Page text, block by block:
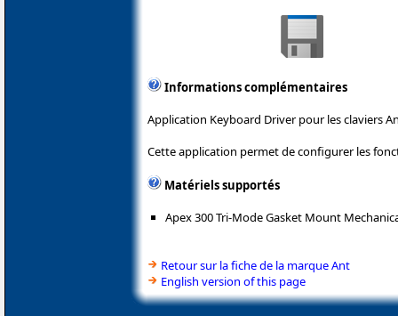
Informations complémentaires
Application Keyboard Driver pour les claviers
Cette application permet de configurer les
Matériels supportés
Apex 300 Tri-Mode Gasket Mount
Retour sur la fiche de la marque Ant
English version of this page